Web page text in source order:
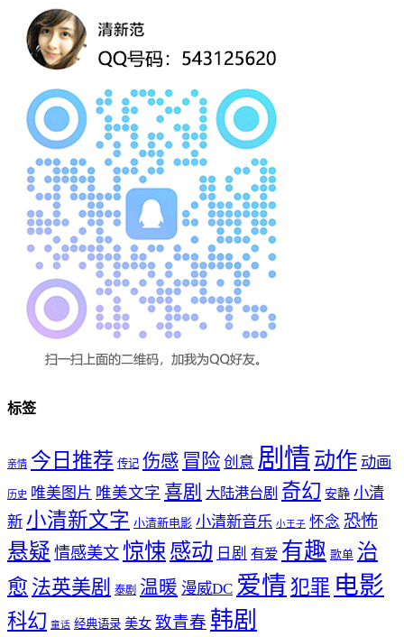
标签
亲情 今日推荐 传记 伤感 冒险 创意 剧情 动作 动画
历史 唯美图片 唯美文字 喜剧 大陆港台剧 奇幻 安静 小清
新 小清新文字 小清新电影 小清新音乐 小王子 怀念 恐怖
悬疑 情感美文 惊悚 感动 日剧 有爱 有趣 歌单 治
愈 法英美剧 泰剧 温暖 漫威DC 爱情 犯罪 电影
科幻 童话 经典语录 美女 致青春 韩剧